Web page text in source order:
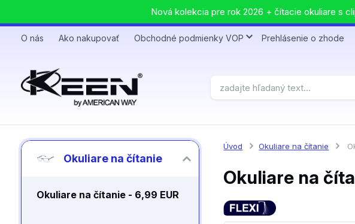
Nová kolekcia pre rok 2026 + čítacie okuliare s
O nás Ako nakupovať Obchodné podmienky VOP Prehlásenie o zhode
Okuliare na čítanie
Okuliare na čítanie - 6,99 EUR
Úvod Okuliare na čítanie
Okuliare na